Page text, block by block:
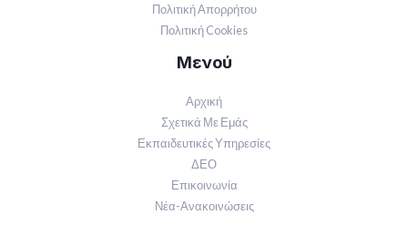
Πολιτική Απορρήτου
Πολιτική Cookies
Μενού
Αρχική
Σχετικά Με Εμάς
Εκπαιδευτικές Υπηρεσίες
ΔΕΟ
Επικοινωνία
Νέα-Ανακοινώσεις